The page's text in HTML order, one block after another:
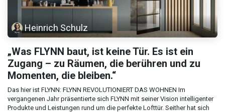
Heinrich Schulz
„Was FLYNN baut, ist keine Tür. Es ist ein
Zugang – zu Räumen, die berühren und zu
Momenten, die bleiben.“
Das hier ist FLYNN: FLYNN REVOLUTIONIERT DAS WOHNEN Im
vergangenen Jahr präsentierte sich FLYNN mit seiner Vision intelligenter
Produkte und Leistungen rund um die perfekte Lofttür. Seither hat sich